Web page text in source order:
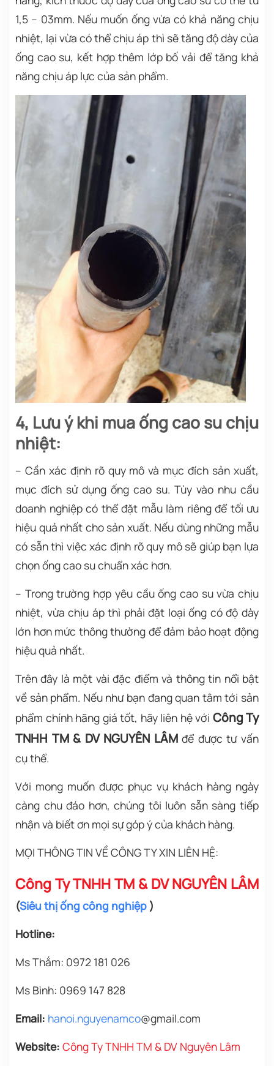
1,5 – 03mm. Nếu muốn ống vừa có khả năng chịu
nhiệt, lại vừa có thể chịu áp thì sẽ tăng độ dày của
ống cao su, kết hợp thêm lớp bố vải để tăng khả
năng chịu áp lực của sản phẩm.
4, Lưu ý khi mua ống cao su chịu
nhiệt:
– Cần xác định rõ quy mô và mục đích sản xuất,
mục đích sử dụng ống cao su. Tùy vào nhu cầu
doanh nghiệp có thể đặt mẫu làm riêng để tối ưu
hiệu quả nhất cho sản xuất. Nếu dùng những mẫu
có sẵn thì việc xác định rõ quy mô sẽ giúp bạn lựa
chọn ống cao su chuẩn xác hơn.
– Trong trường hợp yêu cầu ống cao su vừa chịu
nhiệt, vừa chịu áp thì phải đặt loại ống có độ dày
lớn hơn mức thông thường để đảm bảo hoạt động
hiệu quả nhất.
Trên đây là một vài đặc điểm và thông tin nổi bật
về sản phẩm. Nếu như bạn đang quan tâm tới sản
phẩm chính hãng giá tốt, hãy liên hệ với Công Ty
TNHH TM & DV NGUYÊN LÂMđể được tư vấn
cụ thể.
Với mong muốn được phục vụ khách hàng ngày
càng chu đáo hơn, chúng tôi luôn sẵn sàng tiếp
nhận và biết ơn mọi sự góp ý của khách hàng.
MỌI THÔNG TIN VỀ CÔNG TY XIN LIÊN HỆ:
Công Ty TNHH TM & DV NGUYÊN LÂM
(Siêu thị ống công nghiệp)
Hotline:
Ms Thắm: 0972 181 026
Ms Bình: 0969 147 828
Email: hanoi.nguyenamco@gmail.com
Website: Công Ty TNHH TM & DV Nguyên Lâm